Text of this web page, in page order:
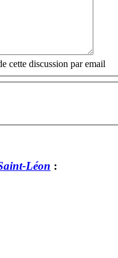
cette discussion par email
Léon :